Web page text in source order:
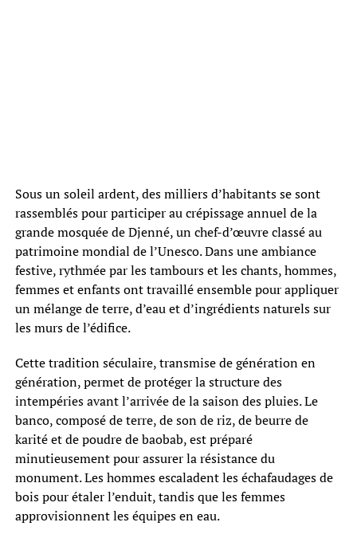
Sous un soleil ardent, des milliers d’habitants se sont
rassemblés pour participer au crépissage annuel de la
grande mosquée de Djenné, un chef-d’œuvre classé au
patrimoine mondial de l’Unesco. Dans une ambiance
festive, rythmée par les tambours et les chants, hommes,
femmes et enfants ont travaillé ensemble pour appliquer
un mélange de terre, d’eau et d’ingrédients naturels sur
les murs de l’édifice.
Cette tradition séculaire, transmise de génération en
génération, permet de protéger la structure des
intempéries avant l’arrivée de la saison des pluies. Le
banco, composé de terre, de son de riz, de beurre de
karité et de poudre de baobab, est préparé
minutieusement pour assurer la résistance du
monument. Les hommes escaladent les échafaudages de
bois pour étaler l’enduit, tandis que les femmes
approvisionnent les équipes en eau.